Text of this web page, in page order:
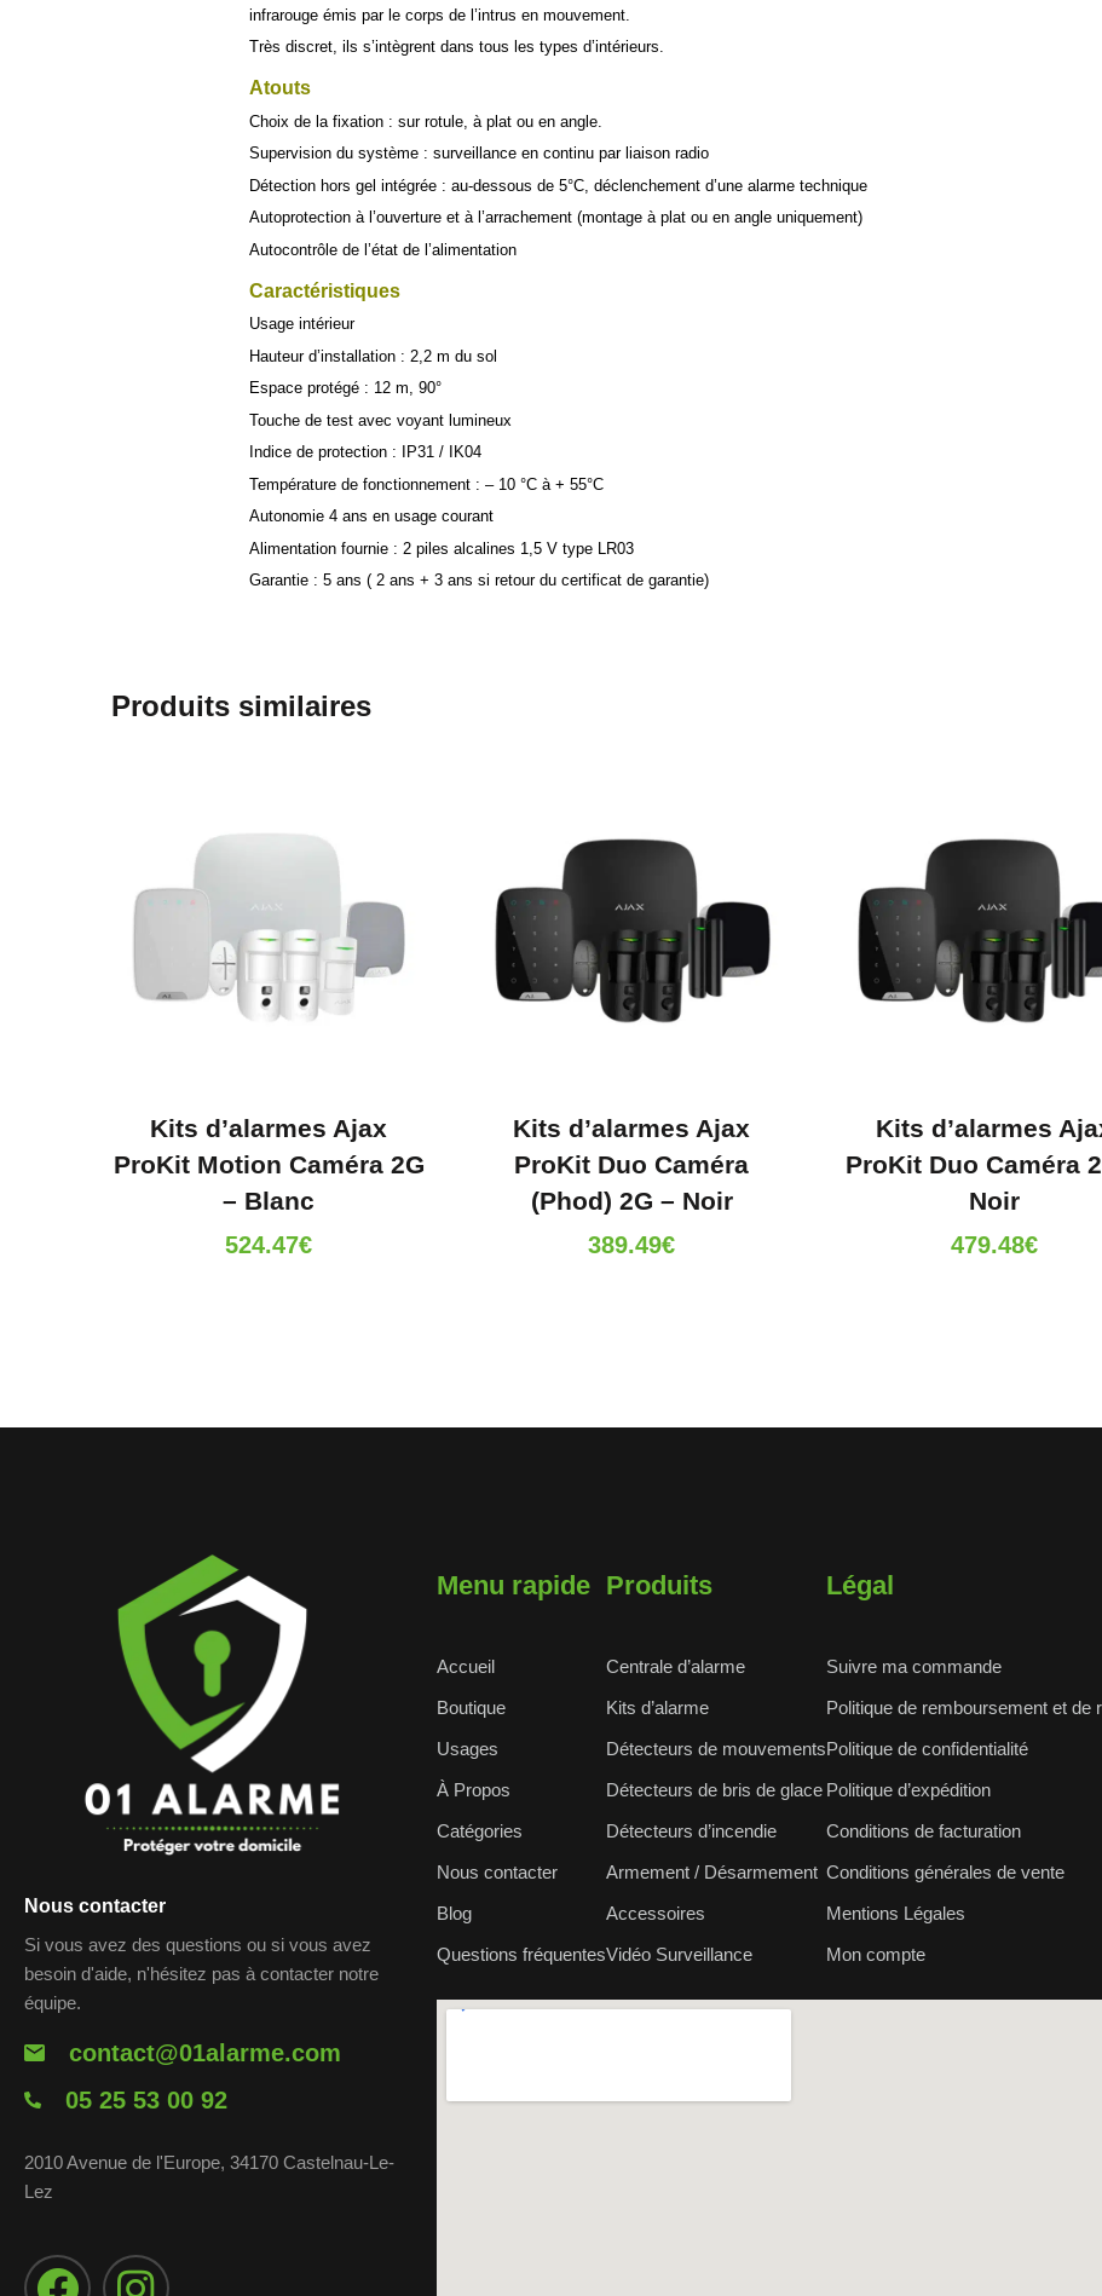
infrarouge émis par le corps de l’intrus en mouvement.
Très discret, ils s’intègrent dans tous les types d’intérieurs.
Atouts
Choix de la fixation : sur rotule, à plat ou en angle.
Supervision du système : surveillance en continu par liaison radio
Détection hors gel intégrée : au-dessous de 5°C, déclenchement d’une alarme technique
Autoprotection à l’ouverture et à l’arrachement (montage à plat ou en angle uniquement)
Autocontrôle de l’état de l’alimentation
Caractéristiques
Usage intérieur
Hauteur d’installation : 2,2 m du sol
Espace protégé : 12 m, 90°
Touche de test avec voyant lumineux
Indice de protection : IP31 / IK04
Température de fonctionnement : – 10 °C à + 55°C
Autonomie 4 ans en usage courant
Alimentation fournie : 2 piles alcalines 1,5 V type LR03
Garantie : 5 ans ( 2 ans + 3 ans si retour du certificat de garantie)
Produits similaires
Kits d’alarmes Ajax
ProKit Motion Caméra 2G
– Blanc
524.47€
Kits d’alarmes Ajax
ProKit Duo Caméra
(Phod) 2G – Noir
389.49€
Kits d’alarmes
ProKit Duo Caméra
Noir
479.48€
Nous contacter
Si vous avez des questions ou si vous avez
besoin d'aide, n'hésitez pas à contacter notre
équipe.
contact@01alarme.com
05 25 53 00 92
2010 Avenue de l'Europe, 34170 Castelnau-Le-
Lez
Menu rapide
Accueil
Boutique
Usages
À Propos
Catégories
Nous contacter
Blog
Questions fréquentes
Produits
Centrale d’alarme
Kits d’alarme
Détecteurs de mouvements
Détecteurs de bris de glace
Détecteurs d’incendie
Armement / Désarmement
Accessoires
Vidéo Surveillance
Légal
Suivre ma commande
Politique de remboursement et de
Politique de confidentialité
Politique d’expédition
Conditions de facturation
Conditions générales de vente
Mentions Légales
Mon compte